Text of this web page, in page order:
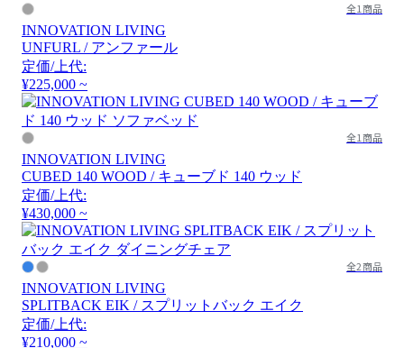
全1商品
INNOVATION LIVING
UNFURL / アンファール
定価/上代:
¥225,000 ~
全1商品
INNOVATION LIVING
CUBED 140 WOOD / キューブド 140 ウッド
定価/上代:
¥430,000 ~
全2商品
INNOVATION LIVING
SPLITBACK EIK / スプリットバック エイク
定価/上代:
¥210,000 ~